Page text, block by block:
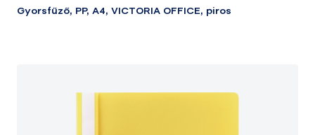
Gyorsfűző, PP, A4, VICTORIA OFFICE, piros